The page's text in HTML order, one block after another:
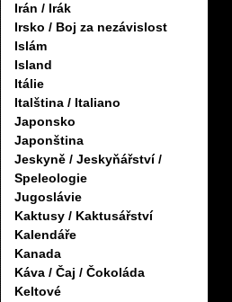
Irán / Irák
Irsko / Boj za nezávislost
Islám
Island
Itálie
Italština / Italiano
Japonsko
Japonština
Jeskyně / Jeskyňářství /
Speleologie
Jugoslávie
Kaktusy / Kaktusářství
Kalendáře
Kanada
Káva / Čaj / Čokoláda
Keltové